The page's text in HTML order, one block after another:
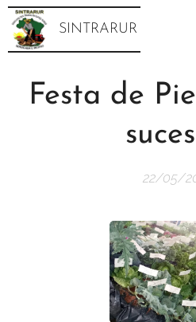
SINTRARUR
Festa de
22/05/